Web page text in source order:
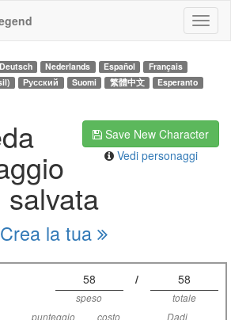
Deutsch Nederlands Español
Français
Русский Suomi 繁體中文
Esperanto
Save New Character
Vedi personaggi
salvata
Crea la tua
58 / 58
speso
totale
punteggio
costo Dadi